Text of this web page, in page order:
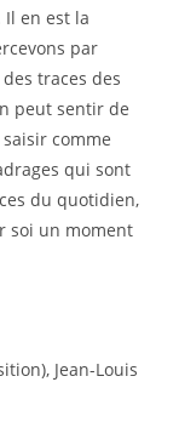
en est la
par
traces des
peut sentir de
comme
qui sont
du quotidien,
soi un moment
Jean-Louis